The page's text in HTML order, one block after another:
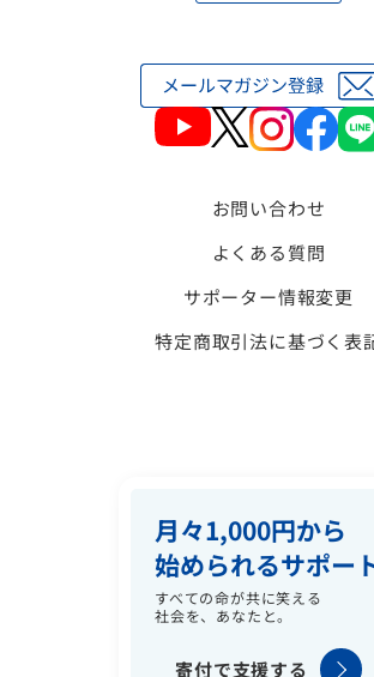
お問い合わせ
よくある質問
サポーター情報変更
特定商取引法に基づく表
月々1,000円から
始められるサポー
すべての命が共に笑える
社会を、あなたと。
寄付で支援する